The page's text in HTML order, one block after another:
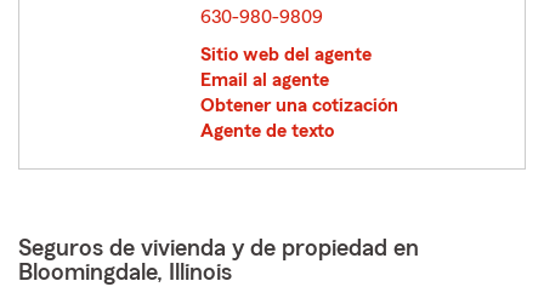
630-980-9809
Sitio web del agente
Email al agente
Obtener una cotización
Agente de texto
Seguros de vivienda y de propiedad en
Bloomingdale, Illinois